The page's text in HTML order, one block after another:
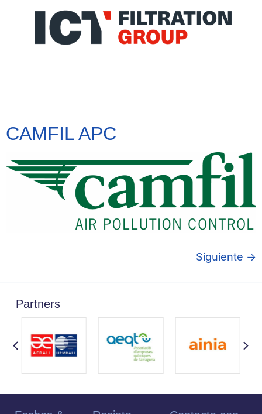
CAMFIL APC
Siguiente →
Partners